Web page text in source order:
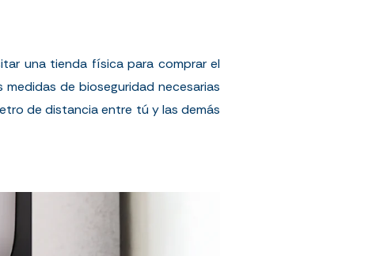
una tienda física para comprar el
de bioseguridad necesarias
de distancia entre tú y las demás